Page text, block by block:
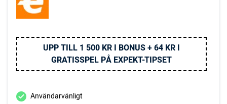
UPP TILL 1 500 KR I BONUS + 64 KR I
GRATISSPEL PÅ EXPEKT-TIPSET
Användarvänligt